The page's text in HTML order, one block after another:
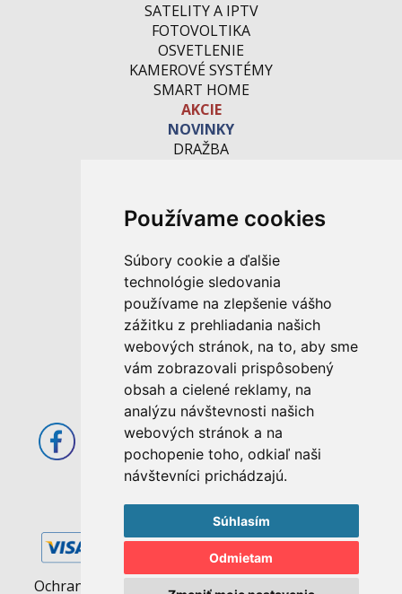
Používame cookies
Súbory cookie a ďalšie
technológie sledovania
používame na zlepšenie vášho
zážitku z prehliadania našich
webových stránok, na to, aby sme
vám zobrazovali prispôsobený
obsah a cielené reklamy, na
analýzu návštevnosti našich
webových stránok a na
pochopenie toho, odkiaľ naši
návštevníci prichádzajú.
Súhlasím
Odmietam
SATELITY A IPTV
FOTOVOLTIKA
OSVETLENIE
KAMEROVÉ SYSTÉMY
SMART HOME
AKCIE
NOVINKY
DRAŽBA
M. Rázusa 4795/34
955 01 Topoľčany
Slovenská republika
E-mail: info@abcom.sk
Tel: +421 38 53 62 611
Otváracie hodiny:
Po - Pia: 08:00 - 17:00
Ochrana osobných údajov | Pravidlá cookies